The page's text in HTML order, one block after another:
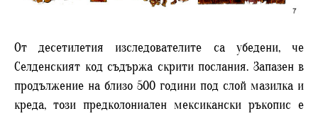
От десетилетия изследователите са убедени, че
Селденският код съдържа скрити послания. Запазен в
продължение на близо 500 години под слой мазилка и
креда, този предколониален мексикански ръкопис е